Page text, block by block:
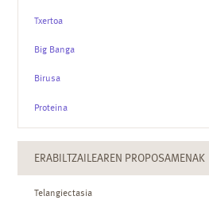
Txertoa
Big Banga
Birusa
Proteina
ERABILTZAILEAREN PROPOSAMENAK
Telangiectasia